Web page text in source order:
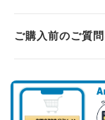
ご購入前のご質